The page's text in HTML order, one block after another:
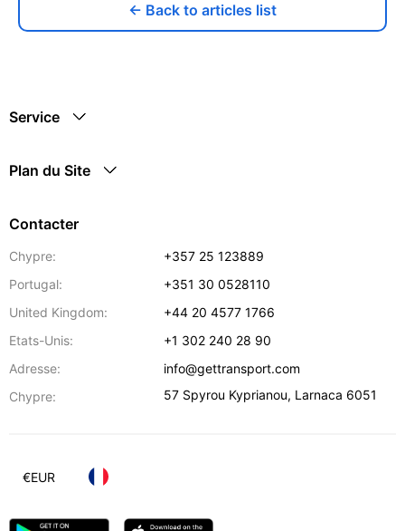
← Back to articles list
Service
Plan du Site
Contacter
Chypre:
+357 25 123889
Portugal:
+351 30 0528110
United Kingdom:
+44 20 4577 1766
Etats-Unis:
+1 302 240 28 90
Adresse:
info@gettransport.com
Chypre:
57 Spyrou Kyprianou, Larnaca 6051
€EUR